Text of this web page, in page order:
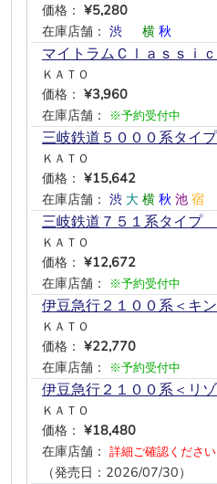
価格： ¥5,280
在庫店舗： 渋 横 秋
マイトラムＣｌａｓｓｉ
ＫＡＴＯ
価格： ¥3,960
在庫店舗：
※予約受付中
三岐鉄道５０００系タイ
ＫＡＴＯ
価格： ¥15,642
在庫店舗： 渋 大 横 秋 池 宿
三岐鉄道７５１系タイプ
ＫＡＴＯ
価格： ¥12,672
在庫店舗：
※予約受付中
伊豆急行２１００系＜キ
ＫＡＴＯ
価格： ¥22,770
在庫店舗：
※予約受付中
伊豆急行２１００系＜リ
ＫＡＴＯ
価格： ¥18,480
在庫店舗： 詳細ご確認ください
（発売日：2026/07/30）